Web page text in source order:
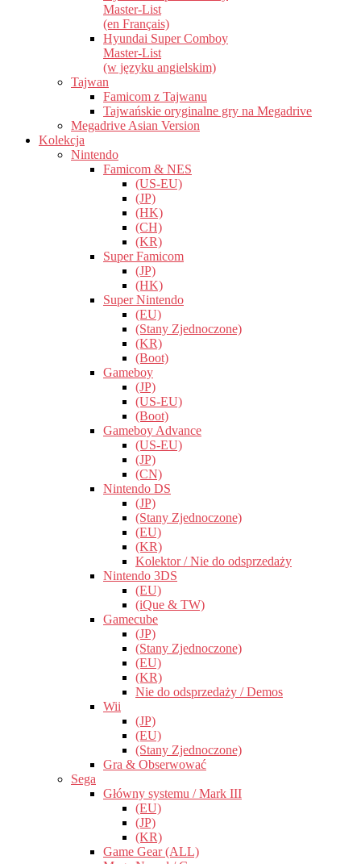
Master-List
(en Français)
Hyundai Super Comboy
Master-List
(w języku angielskim)
Tajwan
Famicom z Tajwanu
Tajwańskie oryginalne gry na Megadrive
Megadrive Asian Version
Kolekcja
Nintendo
Famicom & NES
(US-EU)
(JP)
(HK)
(CH)
(KR)
Super Famicom
(JP)
(HK)
Super Nintendo
(EU)
(Stany Zjednoczone)
(KR)
(Boot)
Gameboy
(JP)
(US-EU)
(Boot)
Gameboy Advance
(US-EU)
(JP)
(CN)
Nintendo DS
(JP)
(Stany Zjednoczone)
(EU)
(KR)
Kolektor / Nie do odsprzedaży
Nintendo 3DS
(EU)
(iQue & TW)
Gamecube
(JP)
(Stany Zjednoczone)
(EU)
(KR)
Nie do odsprzedaży / Demos
Wii
(JP)
(EU)
(Stany Zjednoczone)
Gra & Obserwować
Sega
Główny systemu / Mark III
(EU)
(JP)
(KR)
Game Gear (ALL)